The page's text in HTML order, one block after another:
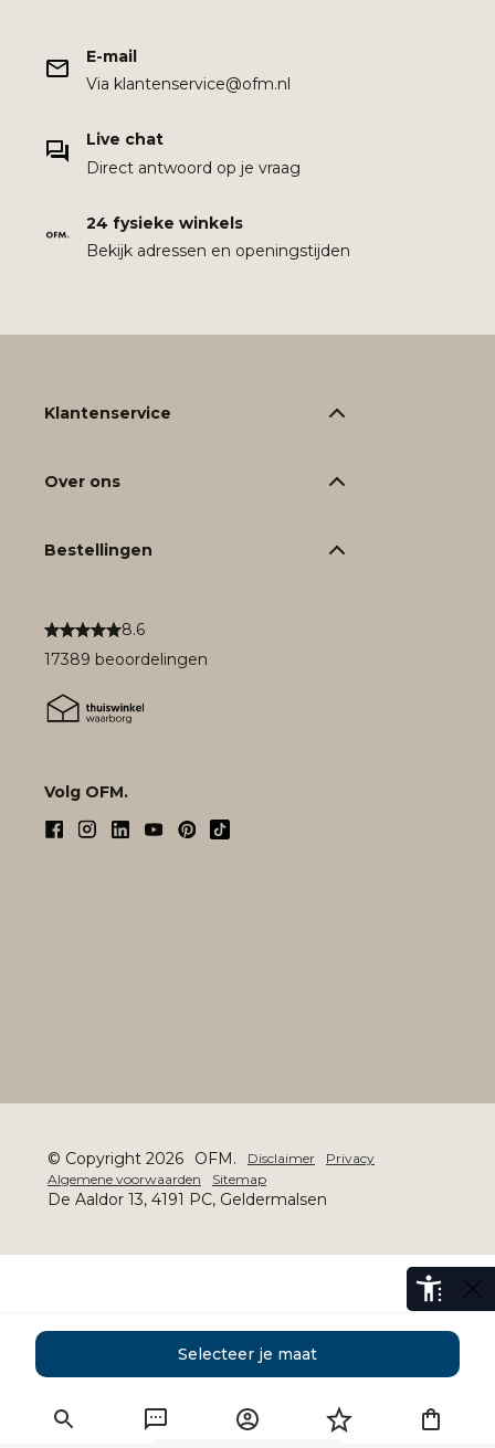
Selecteer je maat
E-mail
Via klantenservice@ofm.nl
Live chat
Direct antwoord op je vraag
24 fysieke winkels
Bekijk adressen en openingstijden
8.6
17389 beoordelingen
Volg OFM.
Klantenservice
Over ons
Bestellingen
© Copyright 2026 OFM. Disclaimer
Privacy
Algemene voorwaarden
Sitemap
De Aaldor 13, 4191 PC, Geldermalsen